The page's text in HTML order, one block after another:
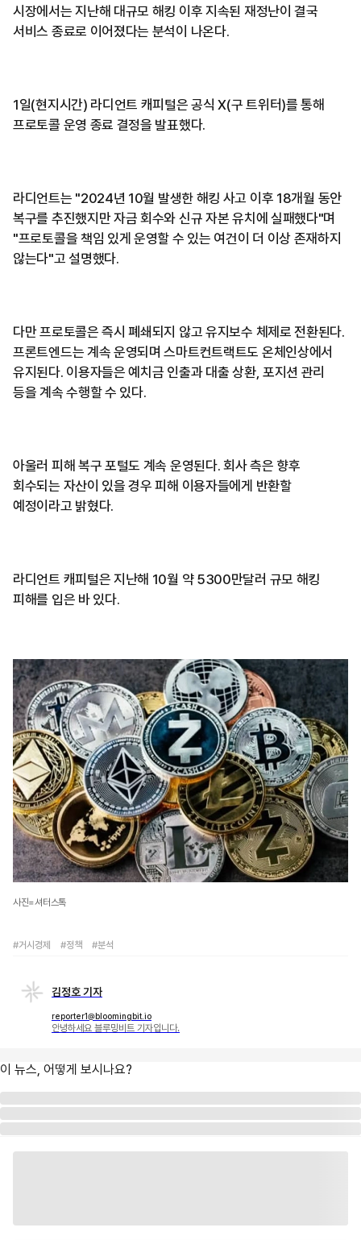
시장에서는 지난해 대규모 해킹 이후 지속된 재정난이 결국
서비스 종료로 이어졌다는 분석이 나온다.
1일(현지시간) 라디언트 캐피털은 공식 X(구 트위터)를 통해
프로토콜 운영 종료 결정을 발표했다.
라디언트는 "2024년 10월 발생한 해킹 사고 이후 18개월 동안
복구를 추진했지만 자금 회수와 신규 자본 유치에 실패했다"며
"프로토콜을 책임 있게 운영할 수 있는 여건이 더 이상 존재하지
않는다"고 설명했다.
다만 프로토콜은 즉시 폐쇄되지 않고 유지보수 체제로 전환된다.
프론트엔드는 계속 운영되며 스마트컨트랙트도 온체인상에서
유지된다. 이용자들은 예치금 인출과 대출 상환, 포지션 관리
등을 계속 수행할 수 있다.
아울러 피해 복구 포털도 계속 운영된다. 회사 측은 향후
회수되는 자산이 있을 경우 피해 이용자들에게 반환할
예정이라고 밝혔다.
라디언트 캐피털은 지난해 10월 약 5300만달러 규모 해킹
피해를 입은 바 있다.
사진=셔터스톡
#거시경제 #정책 #분석
김정호 기자
reporter1@bloomingbit.io
안녕하세요 블루밍비트 기자입니다.
이 뉴스, 어떻게 보시나요?